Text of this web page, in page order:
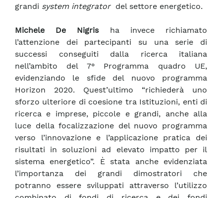
grandi system integratordel settore energetico.
Michele De Nigrisha invece richiamato
l’attenzione dei partecipanti su una serie di
successi conseguiti dalla ricerca italiana
nell’ambito del 7° Programma quadro UE,
evidenziando le sfide del nuovo programma
Horizon 2020. Quest’ultimo “richiederà uno
sforzo ulteriore di coesione tra Istituzioni, enti di
ricerca e imprese, piccole e grandi, anche alla
luce della focalizzazione del nuovo programma
verso l’innovazione e l’applicazione pratica dei
risultati in soluzioni ad elevato impatto per il
sistema energetico”. È stata anche evidenziata
l’importanza dei grandi dimostratori che
potranno essere sviluppati attraverso l’utilizzo